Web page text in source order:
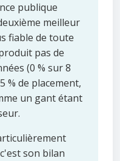
publique
meilleur
fiable de toute
pas de
(0 % sur 8
% de placement,
un gant étant
son bilan